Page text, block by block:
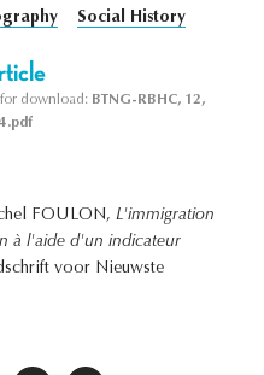
Social History
for download: BTNG-RBHC, 12,
FOULON, L'immigration
à l'aide d'un indicateur
voor Nieuwste